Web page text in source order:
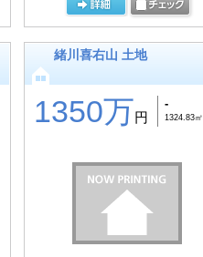
緒川喜右山 土地
1350万円
-
1324.83㎡